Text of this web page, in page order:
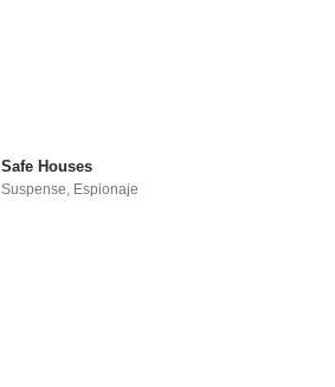
Safe Houses
Suspense, Espionaje